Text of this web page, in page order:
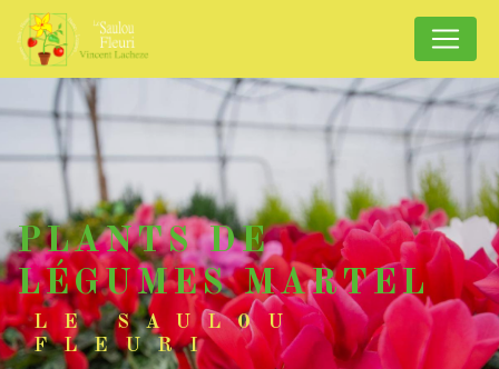
PLANTS DE
LÉGUMES MARTEL
LE SAULOU
FLEURI
Panneau de gestion des cookies